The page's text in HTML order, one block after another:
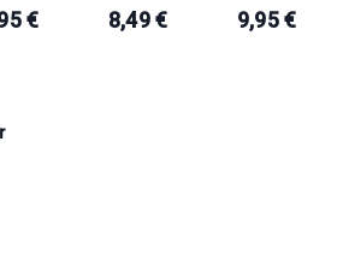
€ 8,49€ 9,95€